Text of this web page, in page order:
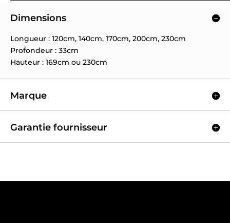
Dimensions
Longueur : 120cm, 140cm, 170cm, 200cm, 230cm
Profondeur : 33cm
Hauteur : 169cm ou 230cm
Marque
Garantie fournisseur